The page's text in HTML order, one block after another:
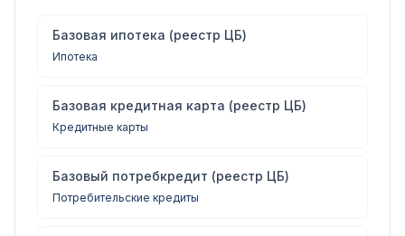
Базовая ипотека (реестр ЦБ)
Ипотека
Базовая кредитная карта (реестр ЦБ)
Кредитные карты
Базовый потребкредит (реестр ЦБ)
Потребительские кредиты